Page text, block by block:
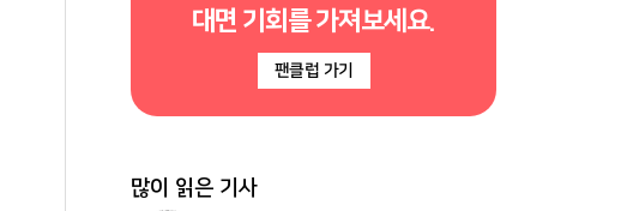
대면 기회를 가져보세요.
팬클럽 가기
많이 읽은 기사